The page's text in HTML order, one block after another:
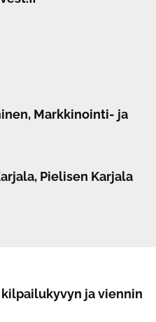
Markkinointi- ja
Pielisen Karjala
ja viennin